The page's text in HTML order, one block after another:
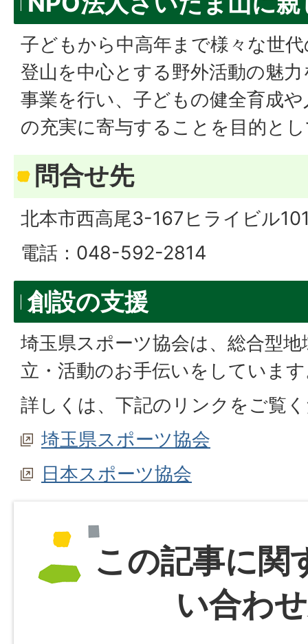
子どもから中高年まで様々な世
登山を中心とする野外活動の魅
事業を行い、子どもの健全育成
の充実に寄与することを目的と
問合せ先
北本市西高尾3-167ヒライビル
電話：048-592-2814
創設の支援
埼玉県スポーツ協会は、総合型
立・活動のお手伝いをしていま
詳しくは、下記のリンクをご覧
埼玉県スポーツ協会
日本スポーツ協会
この記事に関
い合わ